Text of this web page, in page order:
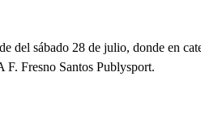
sábado 28 de julio, donde en
Fresno Santos Publysport.